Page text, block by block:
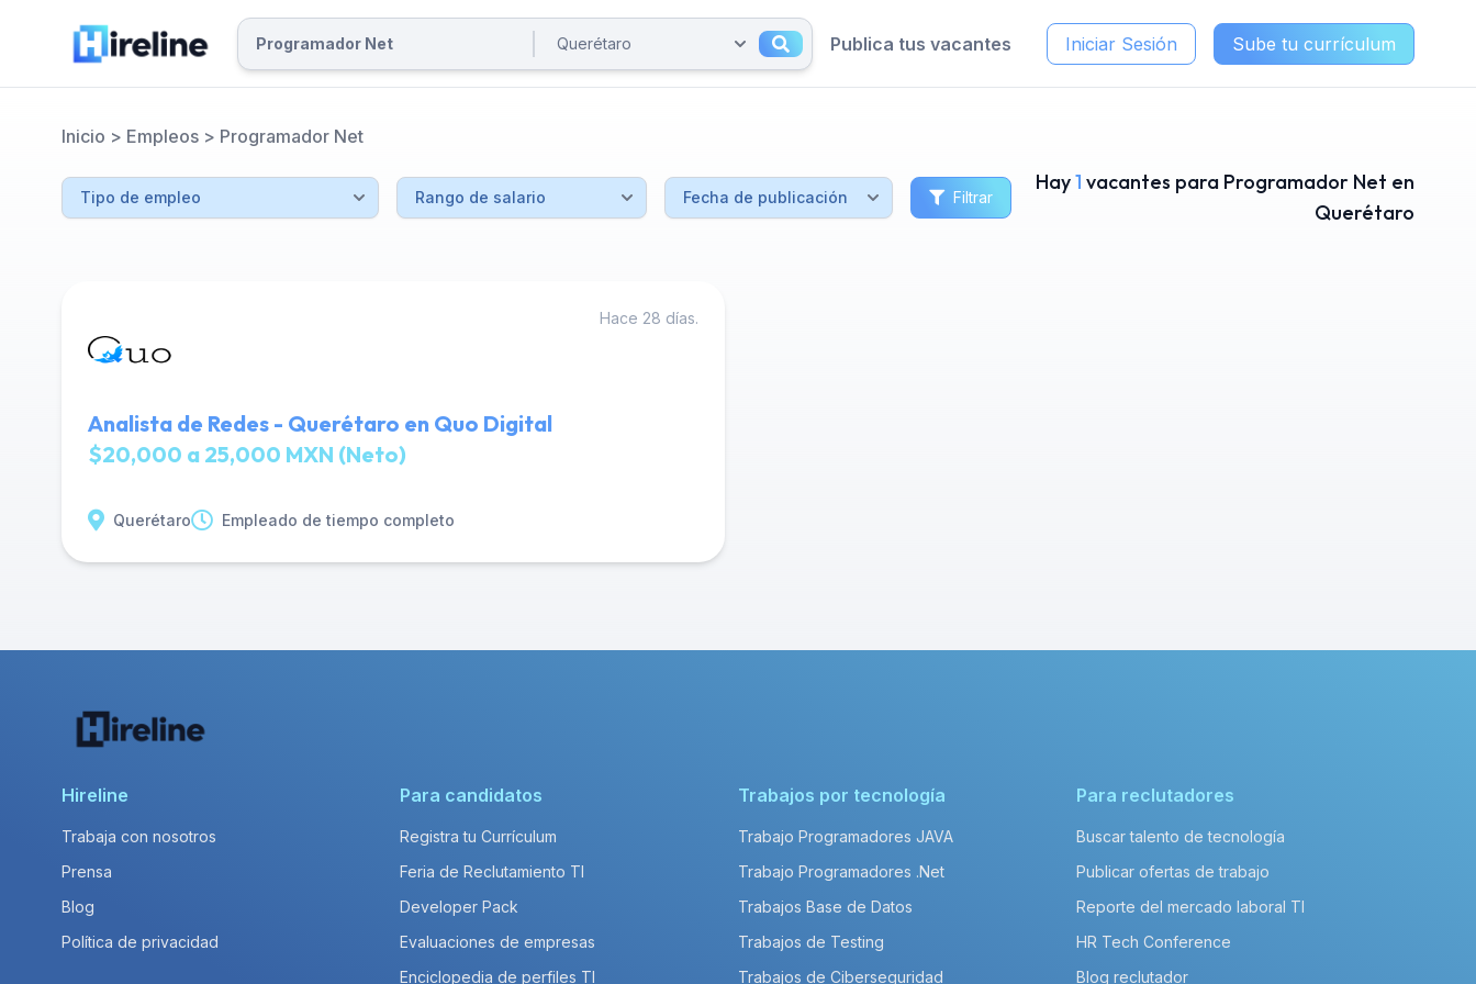
Publica tus vacantes Iniciar Sesión Sube tu currículum
Inicio > Empleos > Programador Net
Filtrar
Hay1 vacantes para Programador Net en
Querétaro
Hace 28 días.
Analista de Redes - Querétaro en Quo Digital
$20,000 a 25,000 MXN (Neto)
Querétaro Empleado de tiempo completo
Hireline
Trabaja con nosotros
Prensa
Blog
Política de privacidad
Para candidatos
Registra tu Currículum
Feria de Reclutamiento TI
Developer Pack
Evaluaciones de empresas
Enciclopedia de perfiles TI
Trabajos por tecnología
Trabajo Programadores JAVA
Trabajo Programadores .Net
Trabajos Base de Datos
Trabajos de Testing
Trabajos de Ciberseguridad
Para reclutadores
Buscar talento de tecnología
Publicar ofertas de trabajo
Reporte del mercado laboral TI
HR Tech Conference
Blog reclutador